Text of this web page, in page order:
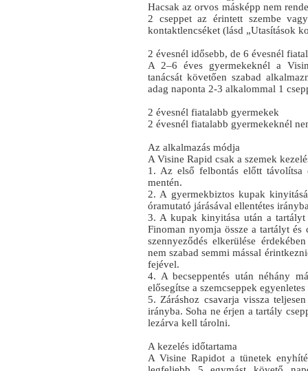
Hacsak az orvos másképp nem
2 cseppet az érintett szembe
kontaktlencséket (lásd „Utasítások
2 évesnél idősebb, de 6 évesnél
A 2–6 éves gyermekeknél a
tanácsát követően szabad
adag naponta 2-3 alkalommal 1
2 évesnél fiatalabb gyermekek
2 évesnél fiatalabb gyermekeknél
Az alkalmazás módja
A Visine Rapid csak a szemek
1. Az első felbontás előtt
mentén.
2. A gyermekbiztos kupak
óramutató járásával ellentétes
3. A kupak kinyitása után a
Finoman nyomja össze a tartályt és
szennyeződés elkerülése
nem szabad semmi mással
fejével.
4. A becseppentés után néhány
elősegítse a szemcseppek egyenletes
5. Záráshoz csavarja vissza
irányba. Soha ne érjen a tartály
lezárva kell tárolni.
A kezelés időtartama
A Visine Rapidot a tünetek